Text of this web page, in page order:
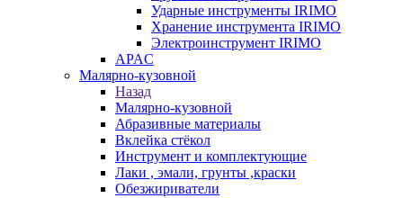
Ударные инструменты IRIMO
Хранение инструмента IRIMO
Электроинструмент IRIMO
APAC
Малярно-кузовной
Назад
Малярно-кузовной
Абразивные материалы
Вклейка стёкол
Инструмент и комплектующие
Лаки , эмали, грунты ,краски
Обезжириватели